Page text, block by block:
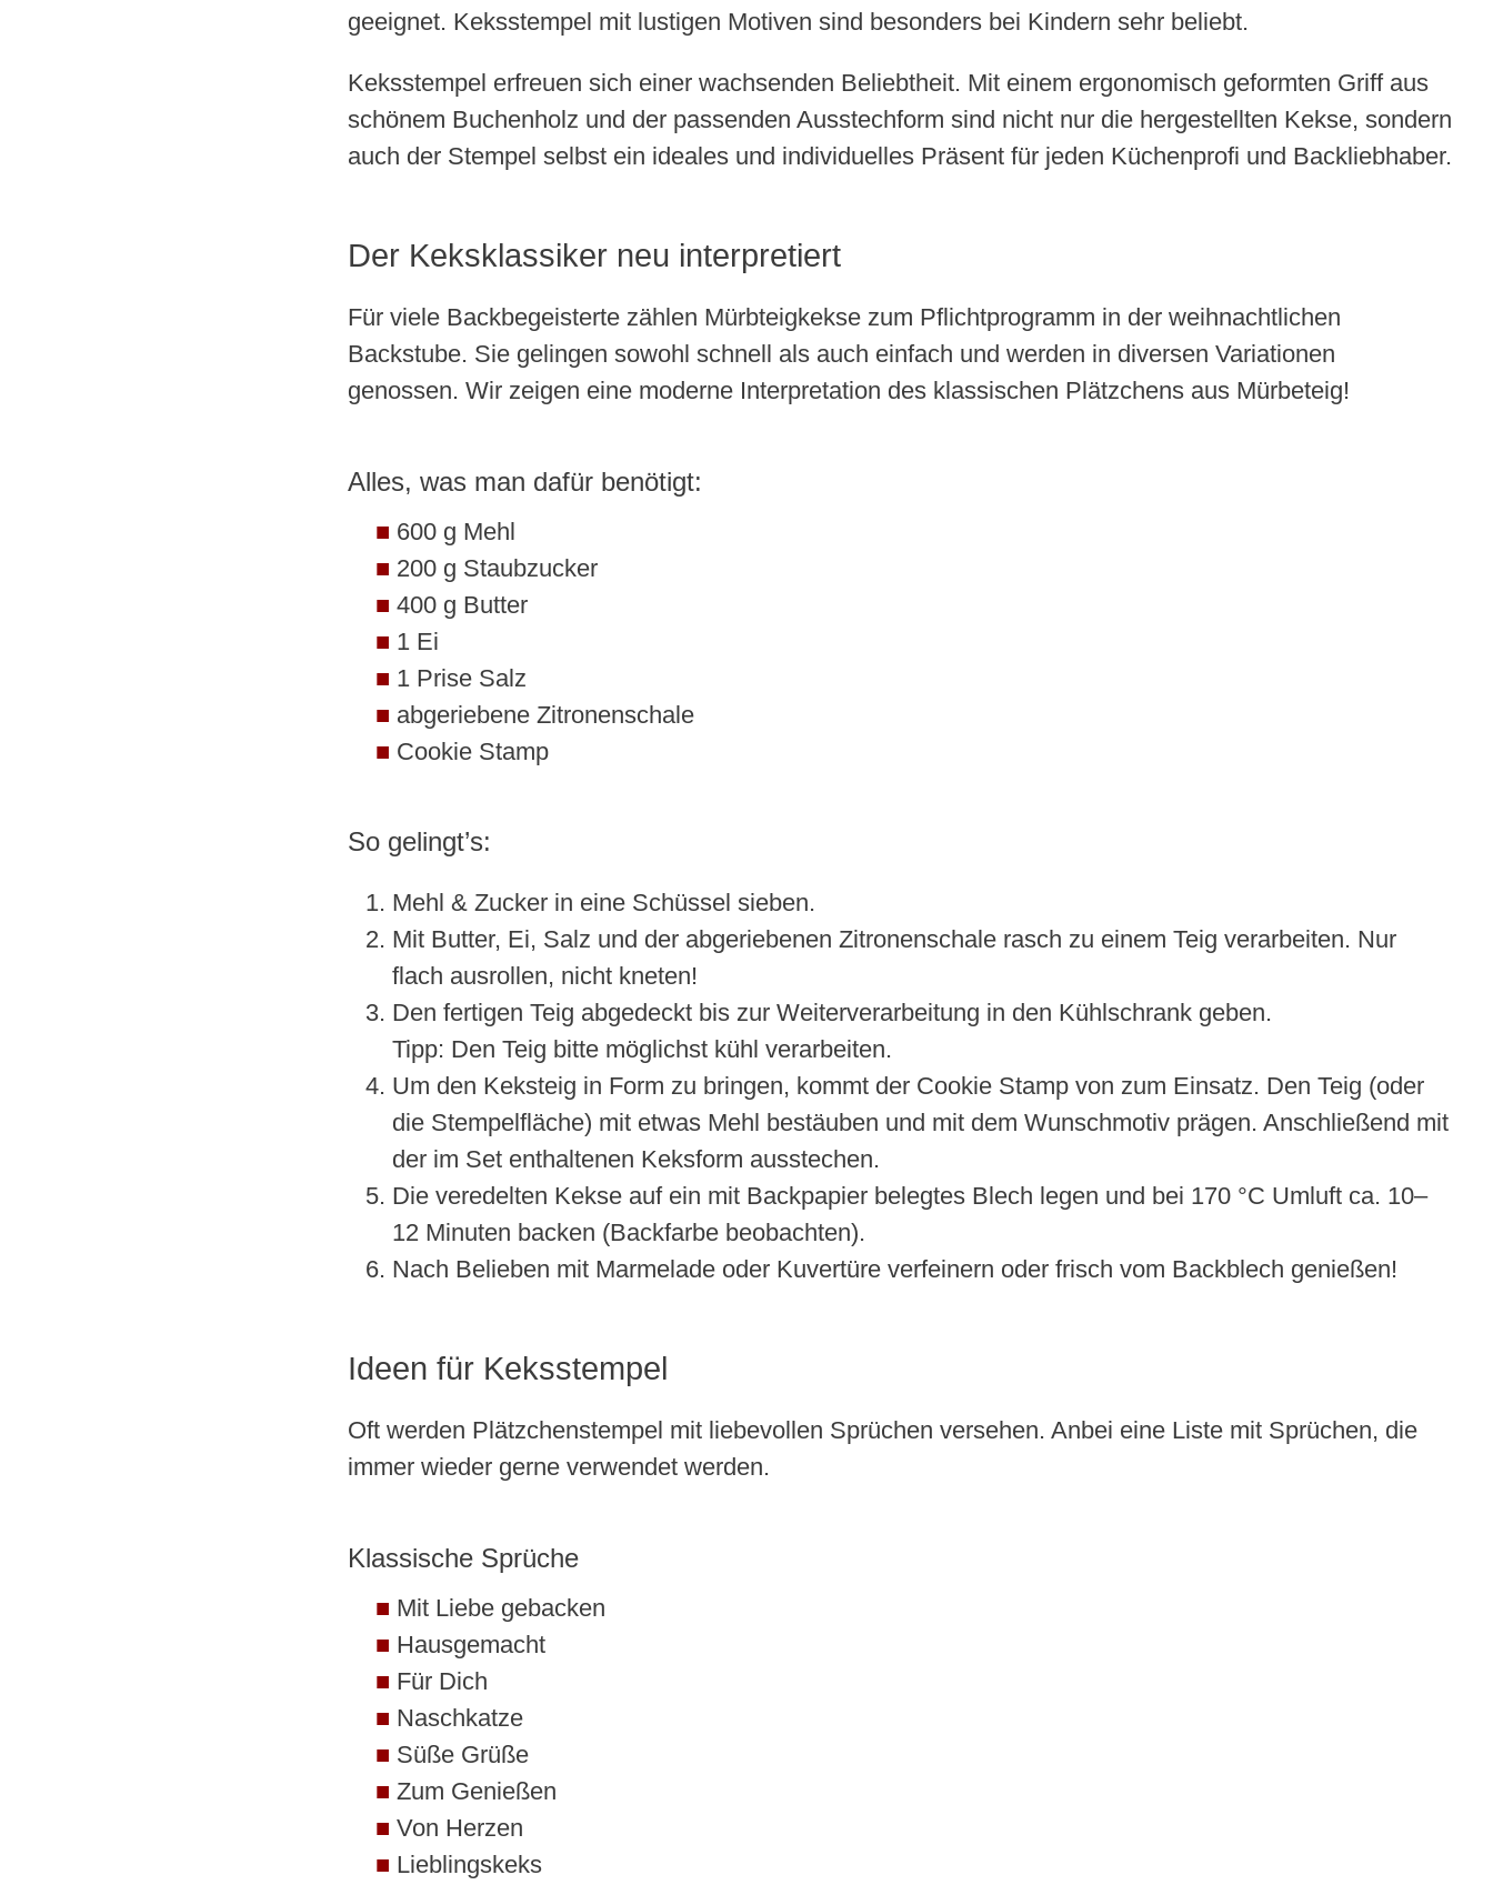
geeignet. Keksstempel mit lustigen Motiven sind besonders bei Kindern sehr beliebt.
Keksstempel erfreuen sich einer wachsenden Beliebtheit. Mit einem ergonomisch geformten Griff aus
schönem Buchenholz und der passenden Ausstechform sind nicht nur die hergestellten Kekse, sondern
auch der Stempel selbst ein ideales und individuelles Präsent für jeden Küchenprofi und Backliebhaber.
Der Keksklassiker neu interpretiert
Für viele Backbegeisterte zählen Mürbteigkekse zum Pflichtprogramm in der weihnachtlichen
Backstube. Sie gelingen sowohl schnell als auch einfach und werden in diversen Variationen
genossen. Wir zeigen eine moderne Interpretation des klassischen Plätzchens aus Mürbeteig!
Alles, was man dafür benötigt:
600 g Mehl
200 g Staubzucker
400 g Butter
1 Ei
1 Prise Salz
abgeriebene Zitronenschale
Cookie Stamp
So gelingt’s:
Mehl & Zucker in eine Schüssel sieben.
Mit Butter, Ei, Salz und der abgeriebenen Zitronenschale rasch zu einem Teig verarbeiten. Nur
flach ausrollen, nicht kneten!
Den fertigen Teig abgedeckt bis zur Weiterverarbeitung in den Kühlschrank geben.
Tipp: Den Teig bitte möglichst kühl verarbeiten.
Um den Keksteig in Form zu bringen, kommt der Cookie Stamp von zum Einsatz. Den Teig (oder
die Stempelfläche) mit etwas Mehl bestäuben und mit dem Wunschmotiv prägen. Anschließend mit
der im Set enthaltenen Keksform ausstechen.
Die veredelten Kekse auf ein mit Backpapier belegtes Blech legen und bei 170 °C Umluft ca. 10–
12 Minuten backen (Backfarbe beobachten).
Nach Belieben mit Marmelade oder Kuvertüre verfeinern oder frisch vom Backblech genießen!
Ideen für Keksstempel
Oft werden Plätzchenstempel mit liebevollen Sprüchen versehen. Anbei eine Liste mit Sprüchen, die
immer wieder gerne verwendet werden.
Klassische Sprüche
Mit Liebe gebacken
Hausgemacht
Für Dich
Naschkatze
Süße Grüße
Zum Genießen
Von Herzen
Lieblingskeks